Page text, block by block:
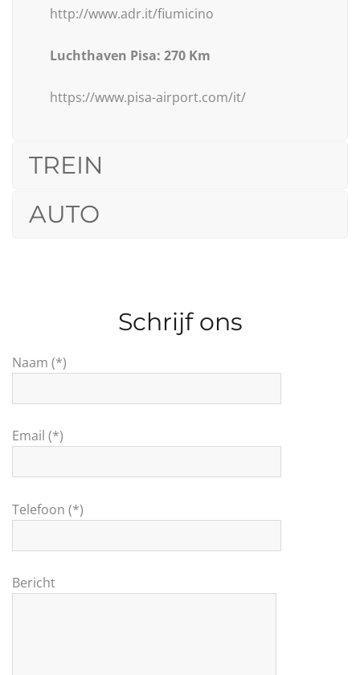
http://www.adr.it/fiumicino
Luchthaven Pisa: 270 Km
https://www.pisa-airport.com/it/
TREIN
AUTO
Schrijf ons
Naam (*)
Email (*)
Telefoon (*)
Bericht